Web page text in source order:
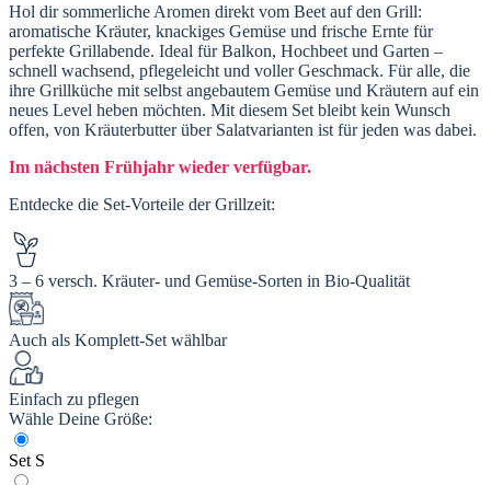
Hol dir sommerliche Aromen direkt vom Beet auf den Grill:
aromatische Kräuter, knackiges Gemüse und frische Ernte für
perfekte Grillabende. Ideal für Balkon, Hochbeet und Garten –
schnell wachsend, pflegeleicht und voller Geschmack. Für alle, die
ihre Grillküche mit selbst angebautem Gemüse und Kräutern auf ein
neues Level heben möchten. Mit diesem Set bleibt kein Wunsch
offen, von Kräuterbutter über Salatvarianten ist für jeden was dabei.
Im nächsten Frühjahr wieder verfügbar.
Entdecke die Set-Vorteile der Grillzeit:
3 – 6 versch. Kräuter- und Gemüse-Sorten in Bio‑Qualität
Auch als Komplett‑Set wählbar
Einfach zu pflegen
Wähle Deine Größe:
Set S